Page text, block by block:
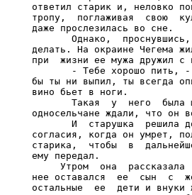
ответил старик и, неловко
тропу,  поглаживая  свою
даже прослезилась во сне.
Однако,
делать. На окраине Чегема
при  жизни ее мужа дружил с
- Тебе хорошо пить,
бы ты ни выпил, ты всегда
вино бьет в ноги.
Такая  у  него  была
односельчане ждали, что он
И  старушка  решила
согласия, когда он умрет,
старика,  чтобы  в
ему передал.
Утром  она  рассказала
нее оставался  ее  сын  с
остальные  ее  дети и внуки